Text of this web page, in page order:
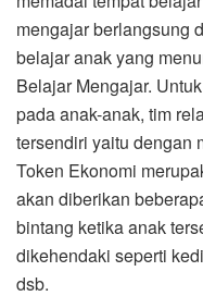
mengajar berlangsung
belajar anak yang
Belajar Mengajar.
pada anak-anak, tim
tersendiri yaitu dengan
Token Ekonomi
akan diberikan
bintang ketika anak
dikehendaki seperti
dsb.